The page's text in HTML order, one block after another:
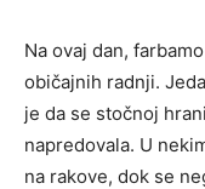
Na ovaj dan,
običajnih radnji.
je da se stočnoj
napredovala. U
na rakove, dok se